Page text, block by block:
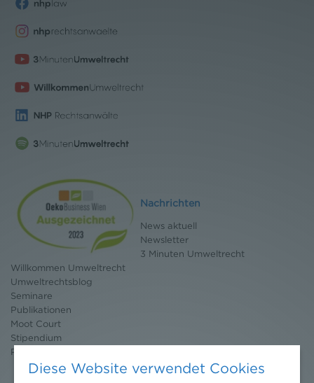
Nachrichten
News aktuell
Newsletter
3 Minuten Umweltrecht
Willkommen Umweltrecht
Umweltrechtsblog
Seminare
Publikationen
Moot Court
Stipendium
Pressebereich
Diese Website verwendet Cookies